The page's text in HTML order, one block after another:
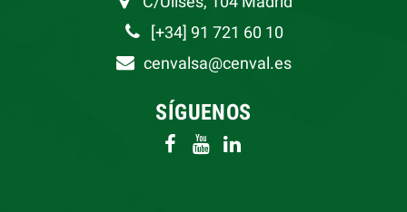
[+34] 91 721 60 10
cenvalsa@cenval.es
SÍGUENOS